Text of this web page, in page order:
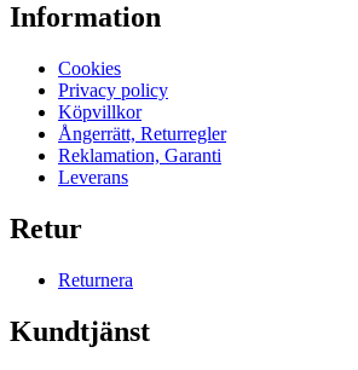
Information
Cookies
Privacy policy
Köpvillkor
Ångerrätt, Returregler
Reklamation, Garanti
Leverans
Retur
Returnera
Kundtjänst